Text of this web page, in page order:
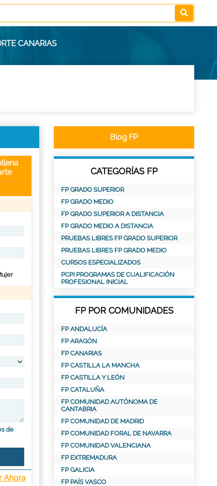
CANARIAS
de
Ahora
Blog FP
CATEGORÍAS FP
FP GRADO SUPERIOR
FP GRADO MEDIO
FP GRADO SUPERIOR A DISTANCIA
FP GRADO MEDIO A DISTANCIA
PRUEBAS LIBRES FP GRADO SUPERIOR
PRUEBAS LIBRES FP GRADO MEDIO
CURSOS ESPECIALIZADOS
PCPI PROGRAMAS DE CUALIFICACIÓN
PROFESIONAL INICIAL
FP POR COMUNIDADES
FP ANDALUCÍA
FP ARAGÓN
FP CANARIAS
FP CASTILLA LA MANCHA
FP CASTILLA Y LEÓN
FP CATALUÑA
FP COMUNIDAD AUTÓNOMA DE
CANTABRIA
FP COMUNIDAD DE MADRID
FP COMUNIDAD FORAL DE NAVARRA
FP COMUNIDAD VALENCIANA
FP EXTREMADURA
FP GALICIA
FP PAÍS VASCO